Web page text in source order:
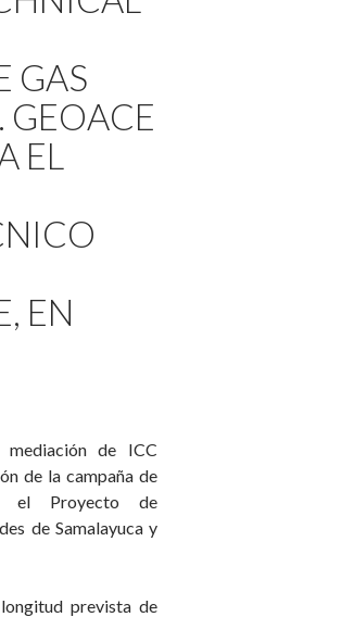
GAS
GEOACE
EL
EN
de ICC
de la campaña de
el Proyecto de
de Samalayuca y
longitud prevista de